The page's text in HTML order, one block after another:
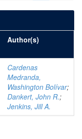
Author(s)
Cardenas
Medranda,
Washington Bolívar;
Dankert, John R.;
Jenkins, Jill A.